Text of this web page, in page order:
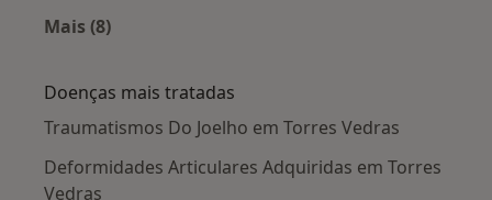
Mais (8)
Doenças mais tratadas
Traumatismos Do Joelho em Torres Vedras
Deformidades Articulares Adquiridas em Torres
Vedras